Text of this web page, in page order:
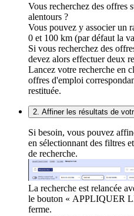
Vous recherchez des offres
alentours ?
Vous pouvez y associer un
0 et 100 km (par défaut la
Si vous recherchez des
devez alors effectuer deux
Lancez votre recherche en
offres d'emploi
restituée.
2. Affiner les résultats de
Si besoin, vous pouvez
en sélectionnant des filtres
de recherche.
La recherche est relancée
le bouton « APPLIQUER
ferme.